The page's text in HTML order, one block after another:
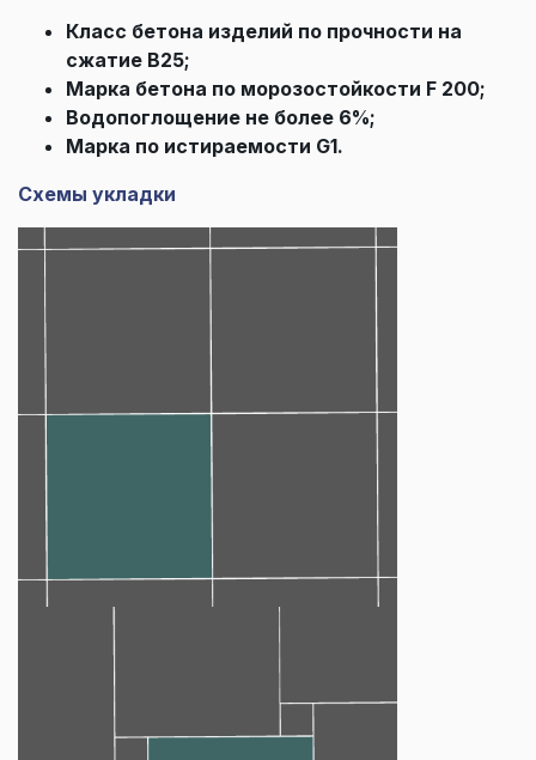
Класс бетона изделий по прочности на
сжатие В25;
Марка бетона по морозостойкости F 200;
Водопоглощение не более 6%;
Марка по истираемости G1.
Схемы укладки